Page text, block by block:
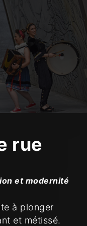
rue
et modernité
à plonger
et métissé.